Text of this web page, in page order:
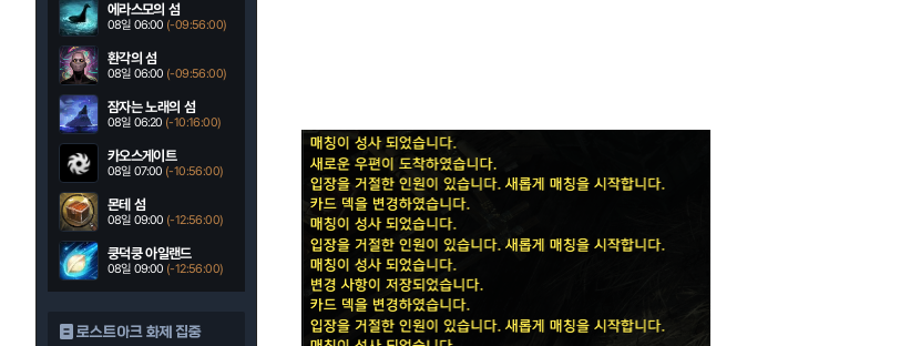
에라스모의 섬
08일 06:00 (-09:55:59)
환각의 섬
08일 06:00 (-09:55:59)
잠자는 노래의 섬
08일 06:20 (-10:15:59)
카오스게이트
08일 07:00 (-10:55:59)
몬테 섬
08일 09:00 (-12:55:59)
쿵덕쿵 아일랜드
08일 09:00 (-12:55:59)
로스트아크 화제 집중